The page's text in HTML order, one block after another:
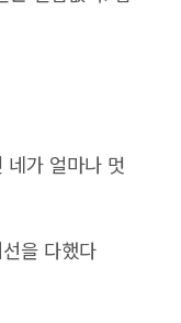
가 얼마나 멋
을 다했다